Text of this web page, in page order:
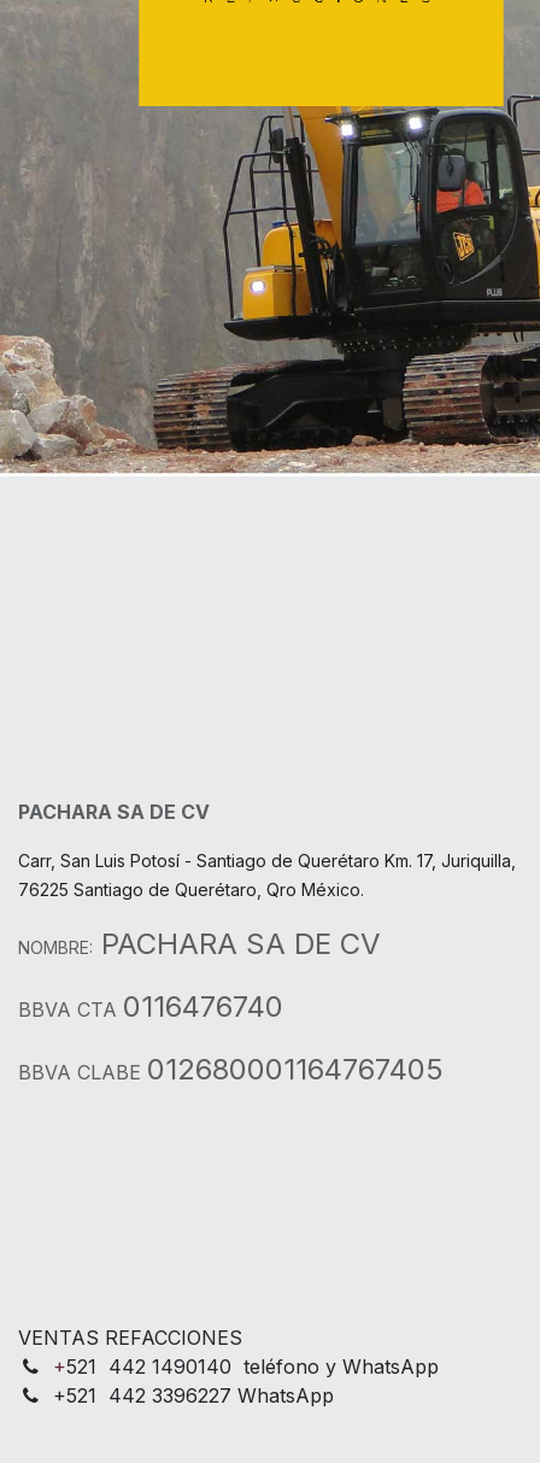
PACHARA SA DE CV
Carr, San Luis Potosí - Santiago de Querétaro Km. 17, Juriquilla,
76225 Santiago de Querétaro, Qro México.
NOMBRE: PACHARA SA DE CV
BBVA CTA 0116476740
BBVA CLABE 012680001164767405
VENTAS REFACCIONES
+521 442 1490140 teléfono y WhatsApp
+521 442 3396227 WhatsApp